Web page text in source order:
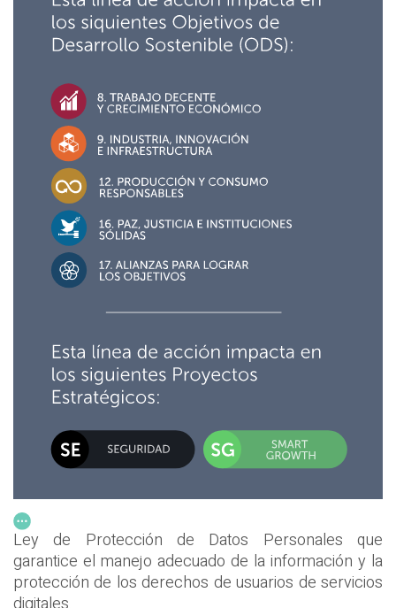
Ley de Protección de Datos Personales que
garantice el manejo adecuado de la información y la
protección de los derechos de usuarios de servicios